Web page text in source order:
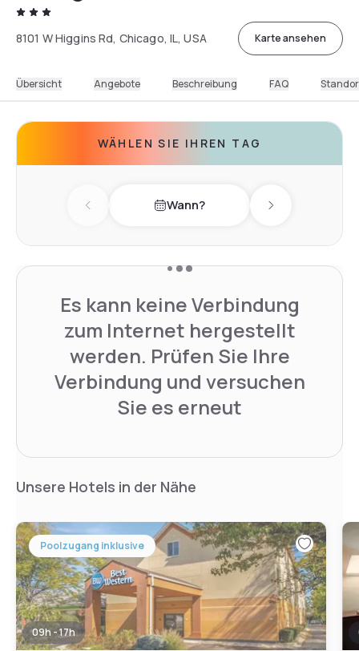
8101 W Higgins Rd, Chicago, IL, USA Karte ansehen
Übersicht Angebote Beschreibung FAQ
WÄHLEN SIE IHREN TAG
Previous day Wann? Next day
Es kann keine Verbindung
zum Internet hergestellt
werden. Prüfen Sie Ihre
Verbindung und versuchen
Sie es erneut
Unsere Hotels in der Nähe
Poolzugang inklusive
09h - 17h